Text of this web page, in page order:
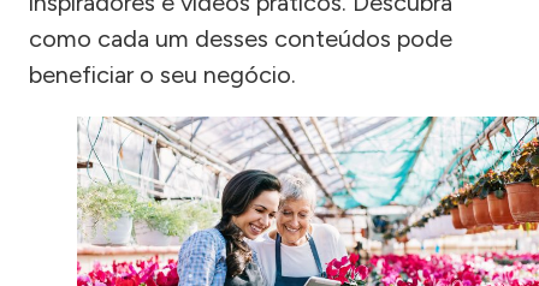
como cada um desses conteúdos pode
beneficiar o seu negócio.